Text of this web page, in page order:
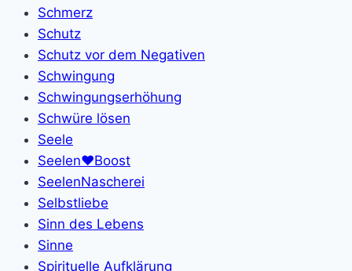
Schmerz
Schutz
Schutz vor dem Negativen
Schwingung
Schwingungserhöhung
Schwüre lösen
Seele
Seelen❤️Boost
SeelenNascherei
Selbstliebe
Sinn des Lebens
Sinne
Spirituelle Aufklärung